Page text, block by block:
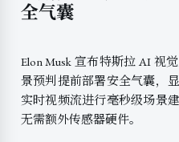
全气囊
Elon Musk 宣布特斯拉 AI 视
景预判提前部署安全气囊，
实时视频流进行毫秒级场景
无需额外传感器硬件。